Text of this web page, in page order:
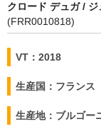
クロード デュガ / ジ
(FRR0010818)
VT：2018
生産国：フランス
生産地：ブルゴー